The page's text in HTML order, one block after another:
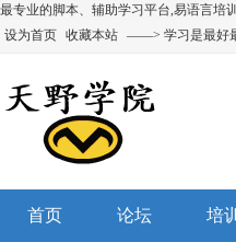
最专业的脚本、辅助学习平台,易语言培
设为首页 收藏本站 ——> 学习是最好
首页 论坛 培